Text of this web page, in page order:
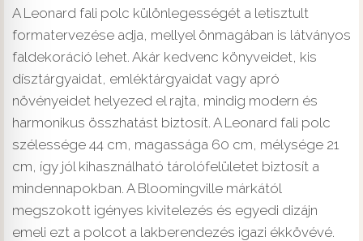
A Leonard fali polc különlegességét a letisztult
formatervezése adja, mellyel önmagában is látványos
faldekoráció lehet. Akár kedvenc könyveidet, kis
dísztárgyaidat, emléktárgyaidat vagy apró
növényeidet helyezed el rajta, mindig modern és
harmonikus összhatást biztosít. A Leonard fali polc
szélessége 44 cm, magassága 60 cm, mélysége 21
cm, így jól kihasználható tárolófelületet biztosít a
mindennapokban. A Bloomingville márkától
megszokott igényes kivitelezés és egyedi dizájn
emeli ezt a polcot a lakberendezés igazi ékkövévé.